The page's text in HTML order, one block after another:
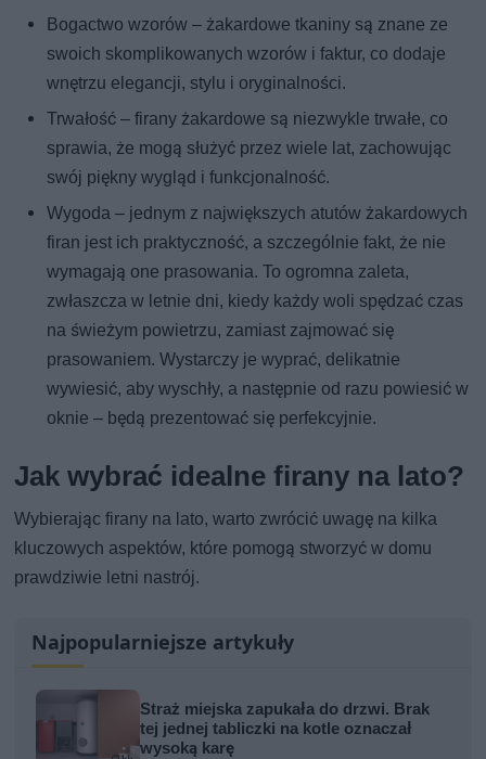
Bogactwo wzorów – żakardowe tkaniny są znane ze
swoich skomplikowanych wzorów i faktur, co dodaje
wnętrzu elegancji, stylu i oryginalności.
Trwałość – firany żakardowe są niezwykle trwałe, co
sprawia, że mogą służyć przez wiele lat, zachowując
swój piękny wygląd i funkcjonalność.
Wygoda – jednym z największych atutów żakardowych
firan jest ich praktyczność, a szczególnie fakt, że nie
wymagają one prasowania. To ogromna zaleta,
zwłaszcza w letnie dni, kiedy każdy woli spędzać czas
na świeżym powietrzu, zamiast zajmować się
prasowaniem. Wystarczy je wyprać, delikatnie
wywiesić, aby wyschły, a następnie od razu powiesić w
oknie – będą prezentować się perfekcyjnie.
Jak wybrać idealne firany na lato?
Wybierając firany na lato, warto zwrócić uwagę na kilka
kluczowych aspektów, które pomogą stworzyć w domu
prawdziwie letni nastrój.
Najpopularniejsze artykuły
Straż miejska zapukała do drzwi. Brak
tej jednej tabliczki na kotle oznaczał
wysoką karę